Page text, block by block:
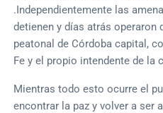
.Independientemente las
detienen y días atrás operaron
peatonal de Córdoba capital,
Fe y el propio intendente de la
Mientras todo esto ocurre el
encontrar la paz y volver a ser